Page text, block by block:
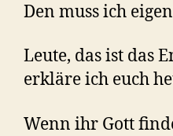
Den muss ich
Leute, das ist das
erkläre ich euch
Wenn ihr Gott